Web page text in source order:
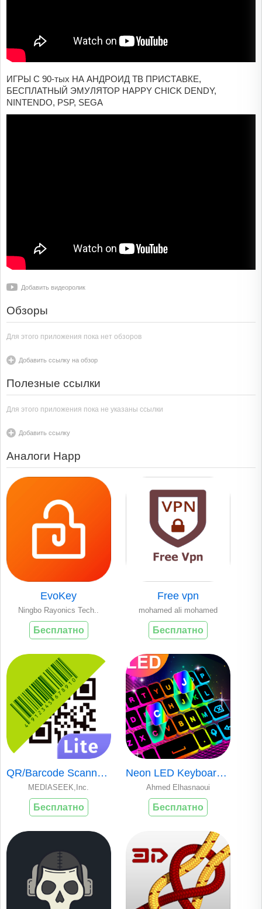
ИГРЫ С 90-тых НА АНДРОИД ТВ ПРИСТАВКЕ,
БЕСПЛАТНЫЙ ЭМУЛЯТОР HAPPY CHICK DENDY,
NINTENDO, PSP, SEGA
Добавить видеоролик
Обзоры
Для этого приложения пока нет обзоров
Добавить ссылку на обзор
Полезные ссылки
Для этого приложения пока не указаны ссылки
Добавить ссылку
Аналоги Happ
EvoKey
Ningbo Rayonics Tech..
Бесплатно
Free vpn
mohamed ali mohamed
Бесплатно
QR/Barcode Scanner..
MEDIASEEK,Inc.
Бесплатно
Neon LED Keyboard ..
Ahmed Elhasnaoui
Бесплатно